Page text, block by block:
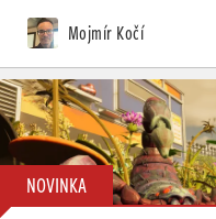
Mojmír Kočí
NOVINKA